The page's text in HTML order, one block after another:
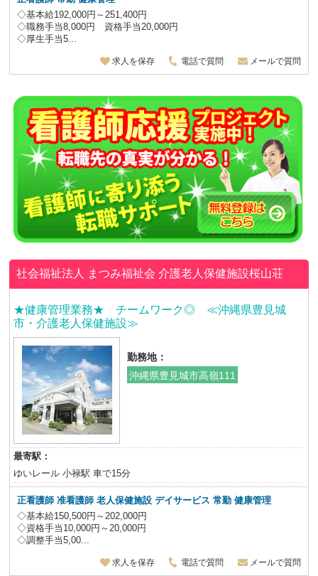
◇基本給192,000円～251,400円
◇職務手当8,000円 資格手当20,000円
◇厚生手当5...
求人を保存 電話で質問 メールで質問
社会福祉法人 まつみ福祉会介護老人保健施設桜山荘
★健康管理業務★ チームワーク◎ ≪沖縄県豊見城
市・介護老人保健施設≫
勤務地：
沖縄県豊見城市高嶺111
最寄駅：
ゆいレール 小禄駅 車で15分
正看護師 准看護師 老人保健施設 デイサービス 常勤 健康管理
◇基本給150,500円～202,000円
◇資格手当10,000円～20,000円
◇調整手当5,00...
求人を保存 電話で質問 メールで質問